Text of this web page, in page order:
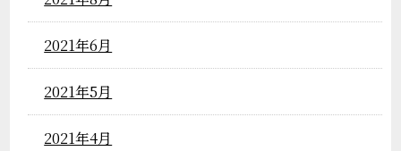
2021年6月
2021年5月
2021年4月